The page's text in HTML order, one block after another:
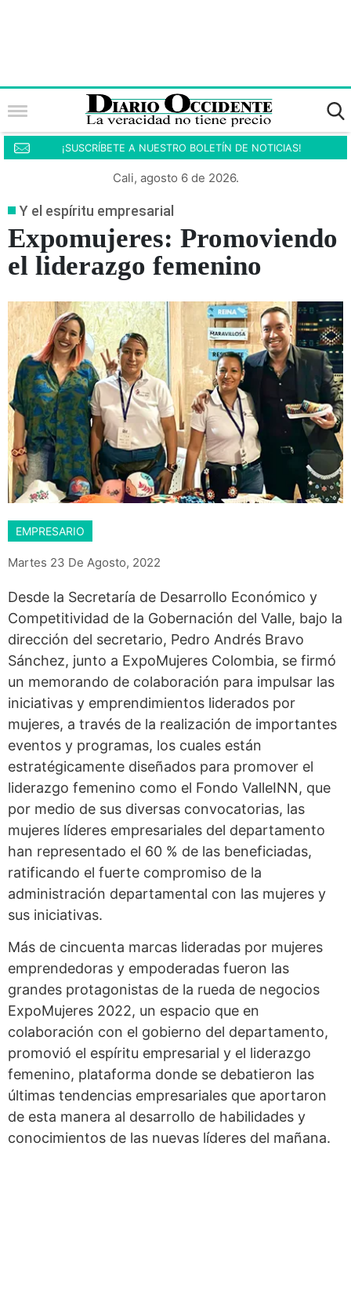
¡SUSCRÍBETE A NUESTRO BOLETÍN DE NOTICIAS!
Cali, agosto 6 de 2026.
Y el espíritu empresarial
Expomujeres: Promoviendo
el liderazgo femenino
EMPRESARIO
Martes 23 De Agosto, 2022
Desde la Secretaría de Desarrollo Económico y
Competitividad de la Gobernación del Valle, bajo la
dirección del secretario, Pedro Andrés Bravo
Sánchez, junto a ExpoMujeres Colombia, se firmó
un memorando de colaboración para impulsar las
iniciativas y emprendimientos liderados por
mujeres, a través de la realización de importantes
eventos y programas, los cuales están
estratégicamente diseñados para promover el
liderazgo femenino como el Fondo ValleINN, que
por medio de sus diversas convocatorias, las
mujeres líderes empresariales del departamento
han representado el 60 % de las beneficiadas,
ratificando el fuerte compromiso de la
administración departamental con las mujeres y
sus iniciativas.
Más de cincuenta marcas lideradas por mujeres
emprendedoras y empoderadas fueron las
grandes protagonistas de la rueda de negocios
ExpoMujeres 2022, un espacio que en
colaboración con el gobierno del departamento,
promovió el espíritu empresarial y el liderazgo
femenino, plataforma donde se debatieron las
últimas tendencias empresariales que aportaron
de esta manera al desarrollo de habilidades y
conocimientos de las nuevas líderes del mañana.